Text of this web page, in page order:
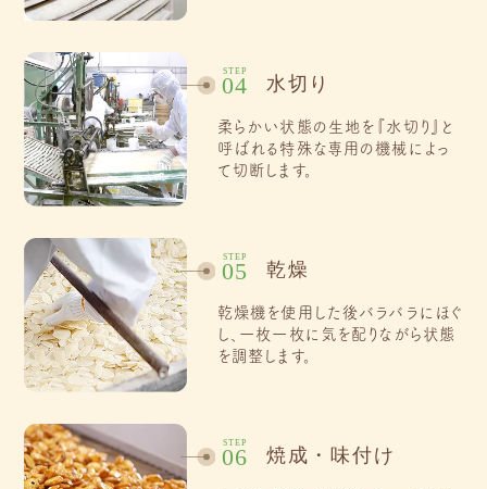
STEP
04 水切り
柔らかい状態の生地を『水切り』と
呼ばれる特殊な専用の機械によっ
て切断します。
STEP
05 乾燥
乾燥機を使用した後バラバラにほぐ
し、一枚一枚に気を配りながら状態
を調整します。
STEP
06 焼成・味付け